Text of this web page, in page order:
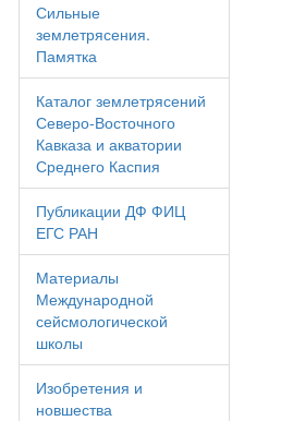
Сильные
землетрясения.
Памятка
Каталог землетрясений
Северо-Восточного
Кавказа и акватории
Среднего Каспия
Публикации ДФ ФИЦ
ЕГС РАН
Материалы
Международной
сейсмологической
школы
Изобретения и
новшества